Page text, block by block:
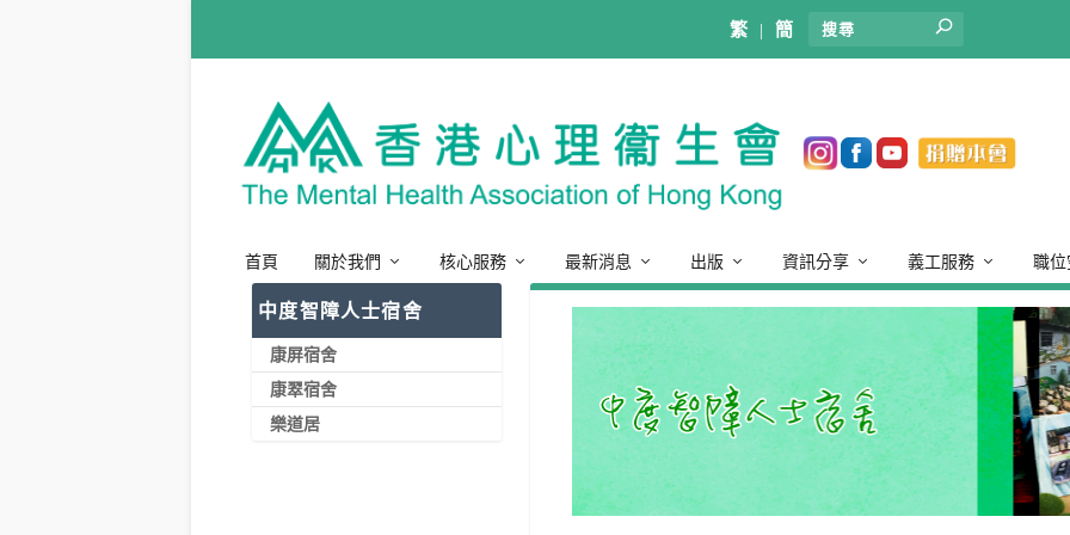
繁 |簡
首頁 關於我們 核心服務 最新消息 出版 資訊分享 義工服務 職
中度智障人士宿舍
康屏宿舍
康翠宿舍
樂道居